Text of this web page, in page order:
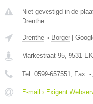
Niet gevestigd in de
Drenthe.
Drenthe » Borger
Markestraat 95, 9531 EK
Tel: 0599-657551, Fax: -
E-mail › Exigent